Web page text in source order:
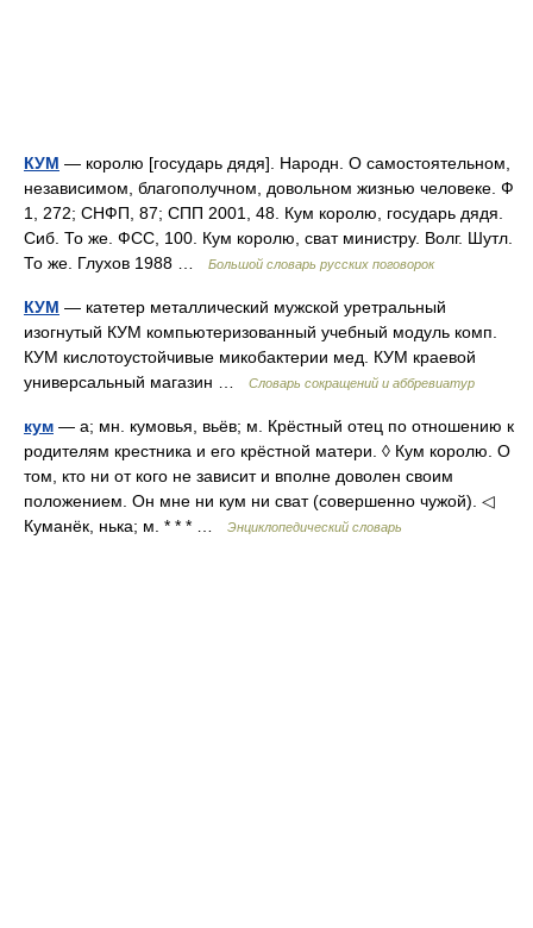
КУМ — королю [государь дядя]. Народн. О самостоятельном,
независимом, благополучном, довольном жизнью человеке. Ф
1, 272; СНФП, 87; СПП 2001, 48. Кум королю, государь дядя.
Сиб. То же. ФСС, 100. Кум королю, сват министру. Волг. Шутл.
То же. Глухов 1988 …
Большой словарь русских поговорок
КУМ — катетер металлический мужской уретральный
изогнутый КУМ компьютеризованный учебный модуль комп.
КУМ кислотоустойчивые микобактерии мед. КУМ краевой
универсальный магазин …
Словарь сокращений и аббревиатур
кум — а; мн. кумовья, вьёв; м. Крёстный отец по отношению к
родителям крестника и его крёстной матери. ◊ Кум королю. О
том, кто ни от кого не зависит и вполне доволен своим
положением. Он мне ни кум ни сват (совершенно чужой). ◁
Куманёк, нька; м. * * * …
Энциклопедический словарь